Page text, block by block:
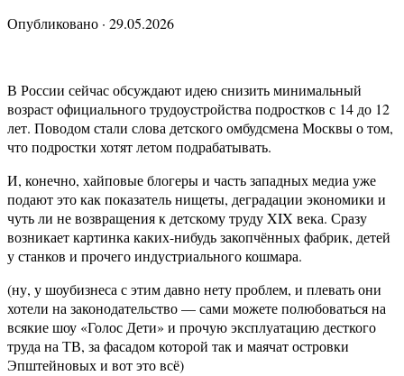
Опубликовано · 29.05.2026
В России сейчас обсуждают идею снизить минимальный
возраст официального трудоустройства подростков с 14 до 12
лет. Поводом стали слова детского омбудсмена Москвы о том,
что подростки хотят летом подрабатывать.
И, конечно, хайповые блогеры и часть западных медиа уже
подают это как показатель нищеты, деградации экономики и
чуть ли не возвращения к детскому труду XIX века. Сразу
возникает картинка каких-нибудь закопчённых фабрик, детей
у станков и прочего индустриального кошмара.
(ну, у шоубизнеса с этим давно нету проблем, и плевать они
хотели на законодательство — сами можете полюбоваться на
всякие шоу «Голос Дети» и прочую эксплуатацию десткого
труда на ТВ, за фасадом которой так и маячат островки
Эпштейновых и вот это всё)